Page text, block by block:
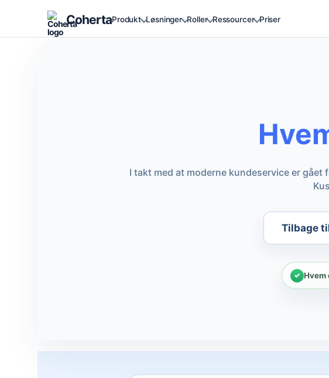
CohertaProdukt Løsninger Roller Ressourcer Priser
I takt med at moderne kundeservice er
Tilbage
Hvem